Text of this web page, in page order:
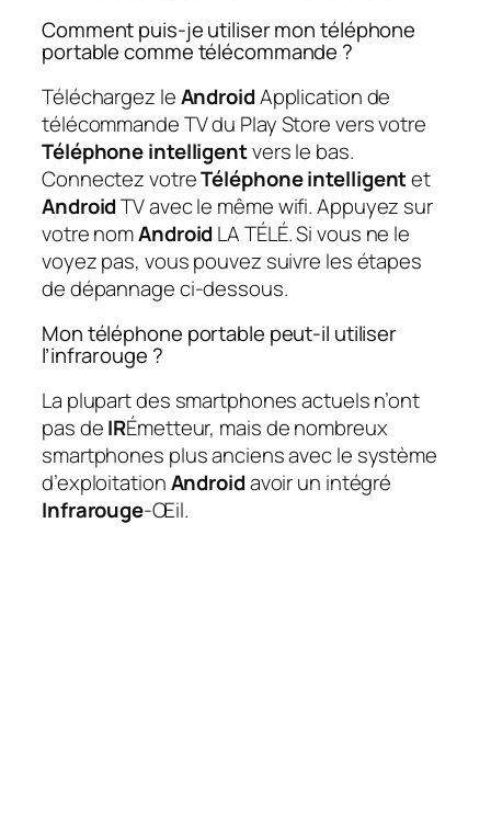
Comment puis-je utiliser mon téléphone
portable comme télécommande ?
Téléchargez leAndroidApplication de
télécommande TV du Play Store vers votre
Téléphone intelligentvers le bas.
Connectez votreTéléphone intelligentet
AndroidTV avec le même wifi. Appuyez sur
votre nomAndroidLA TÉLÉ. Si vous ne le
voyez pas, vous pouvez suivre les étapes
de dépannage ci-dessous.
Mon téléphone portable peut-il utiliser
l’infrarouge ?
La plupart des smartphones actuels n’ont
pas deIRÉmetteur, mais de nombreux
smartphones plus anciens avec le système
d’exploitationAndroidavoir un intégré
Infrarouge-Œil.